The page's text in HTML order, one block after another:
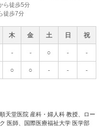
ら徒歩5分
徒歩7分
木 金 土 日 祝
- - ○ - -
○ ○ - - -
天堂医院 産科・婦人科 教授、ロー
医師、国際医療福祉大学 医学部